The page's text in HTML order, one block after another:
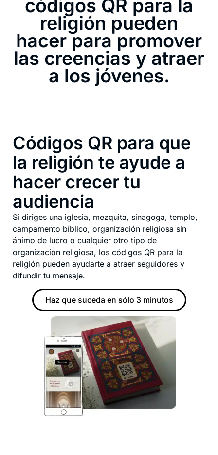
códigos QR para la
religión pueden
hacer para promover
las creencias y atraer
a los jóvenes.
Códigos QR para que
la religión te ayude a
hacer crecer tu
audiencia
Si diriges una iglesia, mezquita, sinagoga, templo,
campamento bíblico, organización religiosa sin
ánimo de lucro o cualquier otro tipo de
organización religiosa, los códigos QR para la
religión pueden ayudarte a atraer seguidores y
difundir tu mensaje.
Haz que suceda en sólo 3 minutos